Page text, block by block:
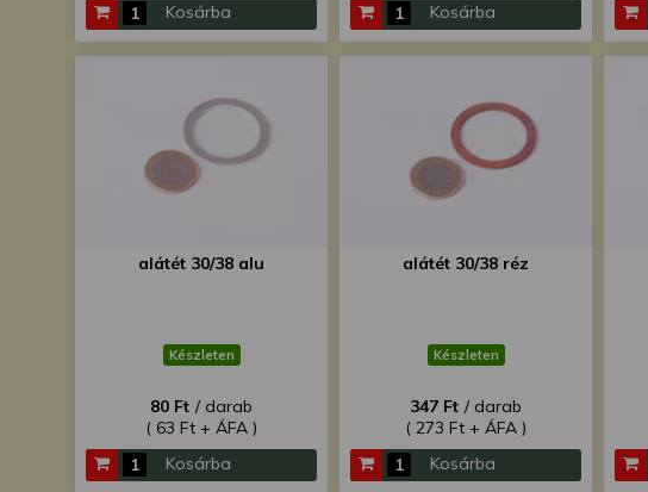
Kosárba
Kosárba
alátét 30/38 alu
Készleten
80 Ft / darab
( 63 Ft + ÁFA )
Kosárba
alátét 30/38 réz
Készleten
347 Ft / darab
( 273 Ft + ÁFA )
Kosárba